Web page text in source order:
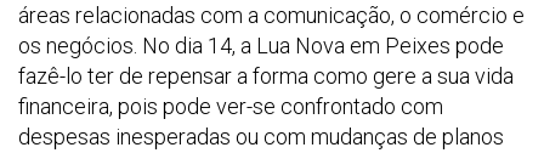
áreas relacionadas com a comunicação, o comércio e
os negócios. No dia 14, a Lua Nova em Peixes pode
fazê-lo ter de repensar a forma como gere a sua vida
financeira, pois pode ver-se confrontado com
despesas inesperadas ou com mudanças de planos